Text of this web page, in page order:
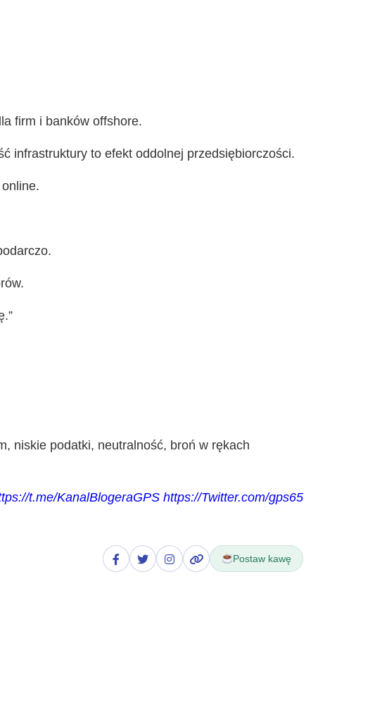
firm i banków offshore.
infrastruktury to efekt oddolnej przedsiębiorczości.
niskie podatki, neutralność, broń w rękach
t.me/KanalBlogeraGPS https://Twitter.com/gps65
Postaw kawę